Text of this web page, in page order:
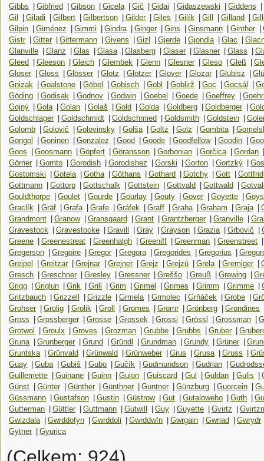
Gibbs | Gibfried | Gibson | Gicela | Gič | Gidai | Gidaszewski | Giddens |
Gil | Giladi | Gilbert | Gilbertson | Gilder | Giles | Gilík | Gill | Gilland |
Gilpin | Giménez | Gimmi | Gindra | Ginger | Gins | Ginsmann | Ginther |
Gistr | Gitter | Gittermann | Givens | Gizl | Gjerde | Gjondla | Glac |
Glanville | Glanz | Glas | Glasa | Glasberg | Glaser | Glasner | Glass |
Gleed | Gleeson | Gleich | Glembek | Glenn | Glesner | Gleso | Gleß |
Gloser | Gloss | Glösser | Glotz | Glötzer | Glover | Glozar | Glubisz |
Gnizak | Goalstone | Göbel | Gobisch | Gobl | Goblirž | Goc | Gocsál |
Göding | Godisak | Godnov | Godwin | Goebel | Goede | Goeffrey |
Gojný | Gola | Golan | Golaš | Gold | Golda | Goldberg | Goldberger |
Goldschlager | Goldschmidt | Goldschmied | Goldsmith | Goldstein |
Golomb | Golovič | Golovinsky | Golša | Goltz | Golz | Gombita |
Gongol | Goninen | Gonzalez | Good | Goode | Goodfellow | Goodin |
Goos | Goosmann | Göpfert | Göransson | Gorbonian | Gorčica | Gordan |
Görner | Gornto | Gorodish | Gorodishez | Gorski | Gorton | Gortzký |
Gostomski | Gotela | Gotha | Göthans | Gothard | Gotchy | Gott | Gottfrid
Gottmann | Gottorp | Gottschalk | Gottstein | Gottvald | Gottwald |
Gouldthorpe | Goulet | Gourde | Gourlay | Gouty | Gover | Goyette |
Graclík | Gräf | Grafa | Grafe | Gráfek | Graff | Graha | Graham | Graja |
Grandmont | Granow | Gransgaard | Grant | Grantzberger | Granville |
Gravestock | Gravestocke | Gravill | Gray | Grayson | Grazia | Grbovič |
Greene | Greenestreat | Greenhalgh | Greeniff | Greenman | Greenstreet |
Gregerson | Gregoire | Gregor | Gregora | Gregorides | Gregorius |
Greipel | Greitzar | Grejnar | Grejner | Grejz | Grejzů | Grela | Gremiger |
Gresch | Greschner | Gresley | Gressner | Greššo | Greuß | Grewing |
Grigg | Griglun | Grik | Grill | Grim | Grimel | Grimes | Grimm | Grimme |
Gritzbauch | Grizzell | Grizzle | Grmela | Grmolec | Grňáček | Grobe |
Grohser | Grolig | Grolik | Groll | Gromes | Gromr | Grönberg | Grondines
Gross | Grossberger | Grosse | Grossek | Grossi | Grössl | Grossman |
Grotwol | Groulx | Groves | Grozman | Grubbe | Grubbs | Gruber |
Gruna | Grunberger | Grund | Gründl | Grundman | Grundy | Grüner |
Gruntska | Grünvald | Grünwald | Grünweber | Grus | Grusa | Gruss |
Guay | Guba | Gubiš | Gubo | Gučík | Gudmundson | Gudrian |
Guillemette | Guinane | Guinn | Guion | Guiscard | Gul | Guldan | Gulis |
Günst | Günter | Günther | Günthner | Guntner | Günzburg | Guorcein |
Güssmann | Gustafson | Gustin | Güstrow | Gut | Gutaloweho | Guth |
Gutterman | Güttler | Guttmann | Gutwill | Guy | Guyette | Gvirtz |
Gwizdala | Gwrddofyn | Gwrddoli | Gwrddwfn | Gwrgain | Gwriad | Gwrydr
Gytner | Gyurica
(Celkem: 924)